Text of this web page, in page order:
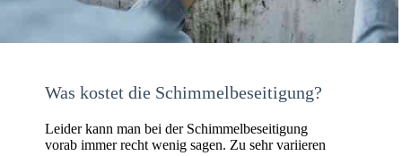
Was kostet die Schimmelbeseitigung?
Leider kann man bei der Schimmelbeseitigung
vorab immer recht wenig sagen. Zu sehr variieren